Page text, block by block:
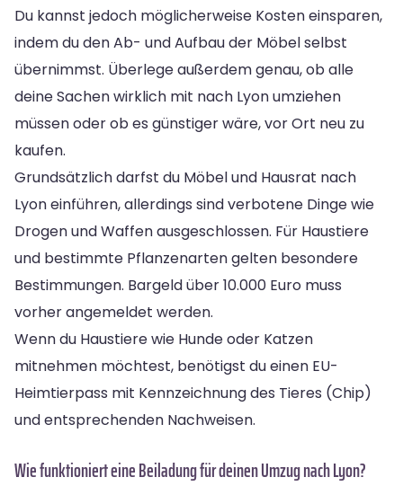
Du kannst jedoch möglicherweise Kosten einsparen,
indem du den Ab- und Aufbau der Möbel selbst
übernimmst. Überlege außerdem genau, ob alle
deine Sachen wirklich mit nach Lyon umziehen
müssen oder ob es günstiger wäre, vor Ort neu zu
kaufen.
Grundsätzlich darfst du Möbel und Hausrat nach
Lyon einführen, allerdings sind verbotene Dinge wie
Drogen und Waffen ausgeschlossen. Für Haustiere
und bestimmte Pflanzenarten gelten besondere
Bestimmungen. Bargeld über 10.000 Euro muss
vorher angemeldet werden.
Wenn du Haustiere wie Hunde oder Katzen
mitnehmen möchtest, benötigst du einen EU-
Heimtierpass mit Kennzeichnung des Tieres (Chip)
und entsprechenden Nachweisen.
Wie funktioniert eine Beiladung für deinen Umzug nach Lyon?